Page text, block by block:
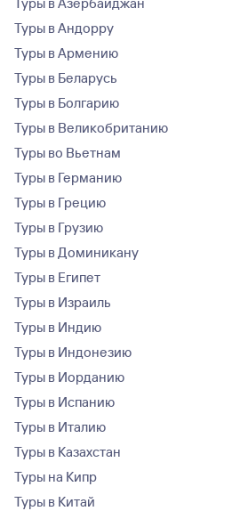
Туры в Андорру
Туры в Армению
Туры в Беларусь
Туры в Болгарию
Туры в Великобританию
Туры во Вьетнам
Туры в Германию
Туры в Грецию
Туры в Грузию
Туры в Доминикану
Туры в Египет
Туры в Израиль
Туры в Индию
Туры в Индонезию
Туры в Иорданию
Туры в Испанию
Туры в Италию
Туры в Казахстан
Туры на Кипр
Туры в Китай